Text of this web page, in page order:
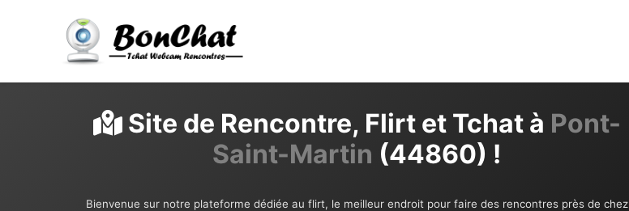
Site de Rencontre, Flirt et Tchat à Pont-
Saint-Martin (44860) !
Bienvenue sur notre plateforme dédiée au flirt, le meilleur endroit pour faire des rencontres près de chez